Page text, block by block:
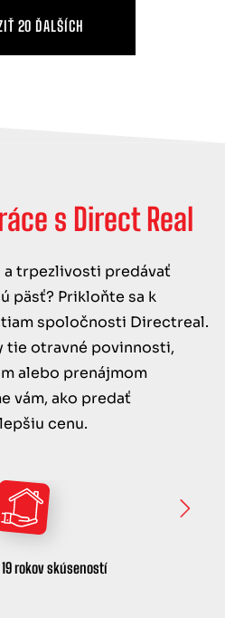
20 ĎALŠÍCH
s Direct Real
trpezlivosti predávať
päsť? Prikloňte sa k
spoločnosti Directreal.
tie otravné povinnosti,
alebo prenájmom
vám, ako predať
cenu.
19 rokov skúseností